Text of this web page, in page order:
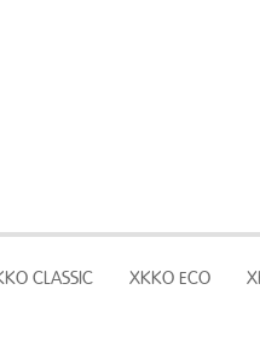
CLASSIC XKKO ECO